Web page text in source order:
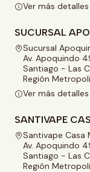
Ver más detalles
SUCURSAL
Sucursal
Av. Apoquindo
Santiago - Las
Región
Ver más detalles
SANTIVAPE
Santivape Casa
Av. Apoquindo
Santiago - Las
Región